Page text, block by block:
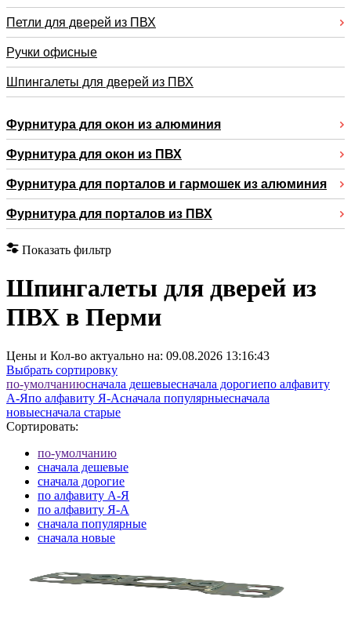
Петли для дверей из ПВХ
Ручки офисные
Шпингалеты для дверей из ПВХ
Фурнитура для окон из алюминия
Фурнитура для окон из ПВХ
Фурнитура для порталов и гармошек из алюминия
Фурнитура для порталов из ПВХ
Показать фильтр
Шпингалеты для дверей из
ПВХ в Перми
Цены и Кол-во актуально на: 09.08.2026 13:16:43
Выбрать сортировку
по-умолчаниюcначала дешевыеcначала дорогиепо алфавиту
А-Япо алфавиту Я-Аcначала популярныеcначала
новыеcначала старые
Сортировать:
по-умолчанию
cначала дешевые
cначала дорогие
по алфавиту А-Я
по алфавиту Я-А
cначала популярные
cначала новые
Элементов на страницу